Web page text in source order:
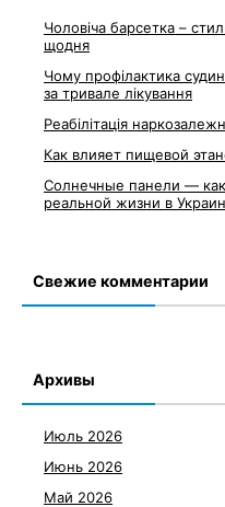
Чоловіча барсетка –
щодня
Чому профілактика
за тривале лікування
Реабілітація
Как влияет пищевой
Солнечные панели —
реальной жизни в
Свежие комментарии
Архивы
Июль 2026
Июнь 2026
Май 2026